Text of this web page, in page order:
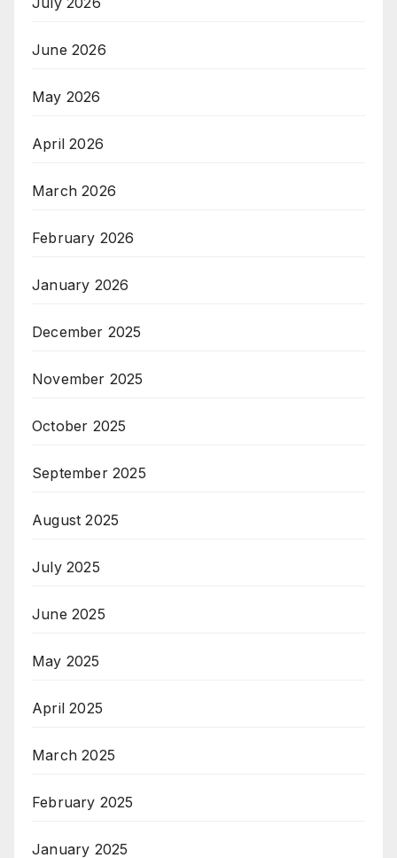
June 2026
May 2026
April 2026
March 2026
February 2026
January 2026
December 2025
November 2025
October 2025
September 2025
August 2025
July 2025
June 2025
May 2025
April 2025
March 2025
February 2025
January 2025